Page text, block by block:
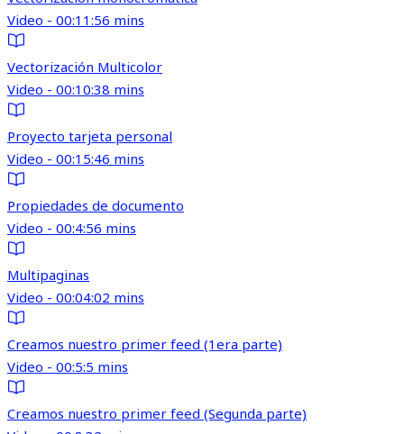
Video - 00:11:56 mins
Vectorización Multicolor
Video - 00:10:38 mins
Proyecto tarjeta personal
Video - 00:15:46 mins
Propiedades de documento
Video - 00:4:56 mins
Multipaginas
Video - 00:04:02 mins
Creamos nuestro primer feed (1era parte)
Video - 00:5:5 mins
Creamos nuestro primer feed (Segunda parte)